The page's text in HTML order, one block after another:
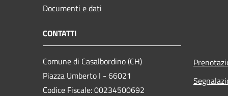
Documenti e dati
CONTATTI
Comune di Casalbordino (CH)
Piazza Umberto I - 66021
Codice Fiscale: 00234500692